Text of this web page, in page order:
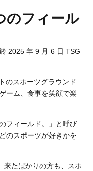
のフィール
2025 年 9 月 6 日 TSG
のスポーツグラウンド
ーム、食事を笑顔で楽
フィールド。」と呼び
のスポーツが好きかを
来たばかりの方も、スポ